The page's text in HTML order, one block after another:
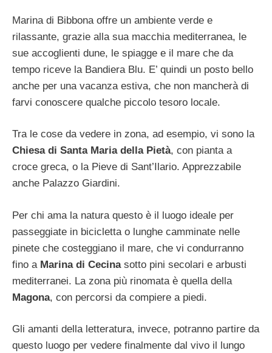
Marina di Bibbona offre un ambiente verde e
rilassante, grazie alla sua macchia mediterranea, le
sue accoglienti dune, le spiagge e il mare che da
tempo riceve la Bandiera Blu. E’ quindi un posto bello
anche per una vacanza estiva, che non mancherà di
farvi conoscere qualche piccolo tesoro locale.
Tra le cose da vedere in zona, ad esempio, vi sono la
Chiesa di Santa Maria della Pietà, con pianta a
croce greca, o la Pieve di Sant’Ilario. Apprezzabile
anche Palazzo Giardini.
Per chi ama la natura questo è il luogo ideale per
passeggiate in bicicletta o lunghe camminate nelle
pinete che costeggiano il mare, che vi condurranno
fino a Marina di Cecinasotto pini secolari e arbusti
mediterranei. La zona più rinomata è quella della
Magona, con percorsi da compiere a piedi.
Gli amanti della letteratura, invece, potranno partire da
questo luogo per vedere finalmente dal vivo il lungo